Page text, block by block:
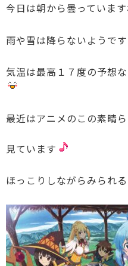
今日は朝から曇っていま
雨や雪は降らないようです
気温は最高１７度の予想
最近はアニメのこの素晴
見ています
ほっこりしながらみられ